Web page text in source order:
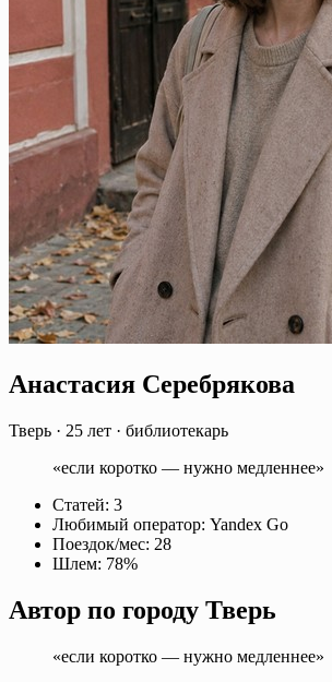
Анастасия Серебрякова
Тверь · 25 лет · библиотекарь
«если коротко — нужно медленнее»
Статей: 3
Любимый оператор: Yandex Go
Поездок/мес: 28
Шлем: 78%
Автор по городу Тверь
«если коротко — нужно медленнее»